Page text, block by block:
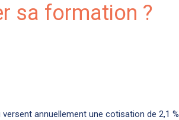
sa formation ?
annuellement une cotisation de 2,1 %